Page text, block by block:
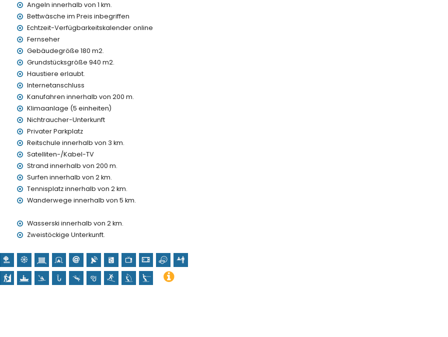
200 Metern von der Villa)
Kilometern von der Villa)
Kilometern von der Villa)
Kilometer entfernt)
geeignet
der Villa inbegriffen sind
Anfrage)
in Calpe, Costa Blanca
(innerhalb von 1000 Metern vom Haus)
Haus)
Mítica), Zoo (Terra Natura) und Wasserpark (Aqualandia)
la Reina) (innerhalb von 1000 Metern von der Unterkunft)
Burg (Castillo de Calpe), architektonisches Gebäude
Ort (Baño de la Reina) (innerhalb von 5 Kilometern
Schnorcheln (innerhalb von 1000 Metern von der Villa)
Angeln innerhalb von 1 km.
Bettwäsche im Preis inbegriffen
Echtzeit-Verfügbarkeitskalender online
Fernseher
Gebäudegröße 180 m2.
Grundstücksgröße 940 m2.
Haustiere erlaubt.
Internetanschluss
Kanufahren innerhalb von 200 m.
Klimaanlage (5 einheiten)
Nichtraucher-Unterkunft
Privater Parkplatz
Reitschule innerhalb von 3 km.
Satelliten-/Kabel-TV
Strand innerhalb von 200 m.
Surfen innerhalb von 2 km.
Tennisplatz innerhalb von 2 km.
Wanderwege innerhalb von 5 km.
Wasserski innerhalb von 2 km.
Zweistöckige Unterkunft.